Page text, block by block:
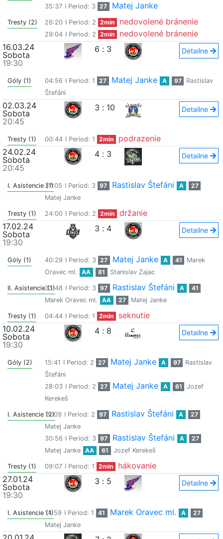
35:37 I Period: 3 27 Matej Janke
Tresty (2) 26:20 I Period: 2 2min nedovolené bránenie
29:04 I Period: 2 2min
nedovolené bránenie
16.03.24
Sobota
19:30
6 : 3 Detailne
Góly (1) 04:56 I Period: 1 27 Matej Janke A 97
Rastislav
Štefáni
02.03.24
Sobota
20:45
3 : 10 Detailne
Tresty (1) 00:44 I Period: 1 2min
podrazenie
24.02.24
Sobota
20:45
4 : 3 Detailne
I. Asistencie (1)37:05 I Period: 3 97 Rastislav Štefáni A
27
Matej Janke
Tresty (1) 24:00 I Period: 2 2min
držanie
17.02.24
Sobota
19:30
3 : 4 Detailne
Góly (1) 40:29 I Period: 3 27 Matej Janke A 41
Marek
Oravec ml.
AA 81 Stanislav Zajac
II. Asistencie (1)
33:48 I Period: 3 97 Rastislav Štefáni A
41
Marek Oravec ml.
AA 27 Matej Janke
Tresty (1) 04:44 I Period: 1 2min
seknutie
10.02.24
Sobota
19:30
4 : 8 Detailne
Góly (2) 15:41 I Period: 2 27 Matej Janke A 97
Rastislav
Štefáni
28:03 I Period: 2 27 Matej Janke A 61
Jozef
Kerekeš
I. Asistencie (2)
19:09 I Period: 2 97 Rastislav Štefáni A
27
Matej Janke
30:56 I Period: 3 97 Rastislav Štefáni A
27
Matej Janke
AA 61 Jozef Kerekeš
Tresty (1) 09:07 I Period: 1 2min
hákovanie
27.01.24
Sobota
19:30
3 : 5 Detailne
I. Asistencie (1)14:59 I Period: 1 41 Marek Oravec ml. A
27
Matej Janke